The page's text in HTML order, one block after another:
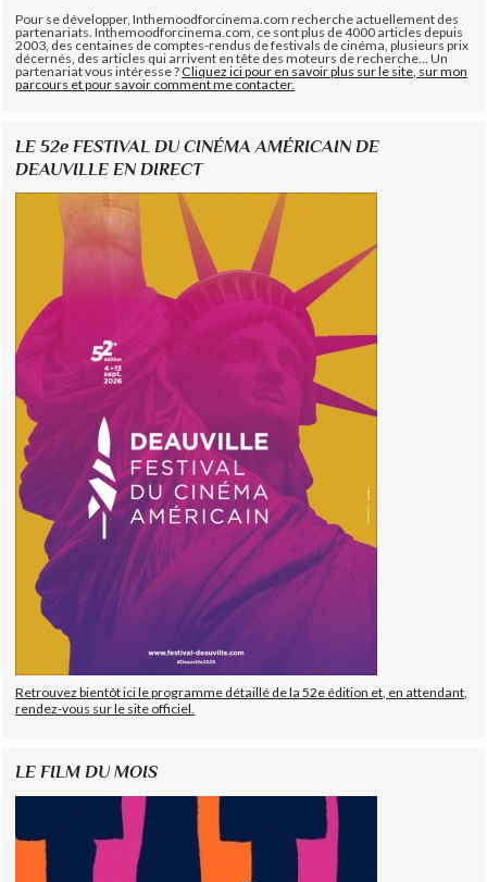
Pour se développer, Inthemoodforcinema.com recherche actuellement des
partenariats. Inthemoodforcinema.com, ce sont plus de 4000 articles depuis
2003, des centaines de comptes-rendus de festivals de cinéma, plusieurs prix
décernés, des articles qui arrivent en tête des moteurs de recherche... Un
partenariat vous intéresse ?Cliquez ici pour en savoir plus sur le site, sur mon
parcours et pour savoir comment me contacter.
LE 52e FESTIVAL DU CINÉMA AMÉRICAIN DE
DEAUVILLE EN DIRECT
Retrouvez bientôt ici le programme détaillé de la 52e édition et, en attendant,
rendez-vous sur le site officiel.
LE FILM DU MOIS